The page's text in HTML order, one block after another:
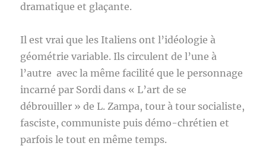
dramatique et glaçante.
Il est vrai que les Italiens ont l’idéologie à
géométrie variable. Ils circulent de l’une à
l’autre avec la même facilité que le personnage
incarné par Sordi dans « L’art de se
débrouiller » de L. Zampa, tour à tour socialiste,
fasciste, communiste puis démo-chrétien et
parfois le tout en même temps.